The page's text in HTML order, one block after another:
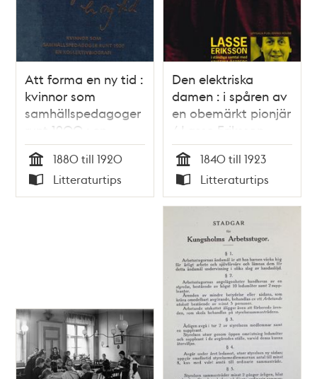
Att forma en ny tid :
kvinnor som
samhällspedagoger
runt 1900 : en
kollektivbiografi /
Boel Englund (red)
Tid
1880 till 1920
Typ
Litteraturtips
Den elektriska
damen : i spåren av
en obemärkt pionjär
/ Lasse Eriksson
Tid
1840 till 1923
Typ
Litteraturtips